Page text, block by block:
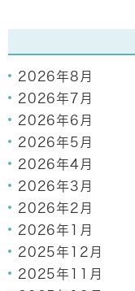
2026年8月
2026年7月
2026年6月
2026年5月
2026年4月
2026年3月
2026年2月
2026年1月
2025年12月
2025年11月